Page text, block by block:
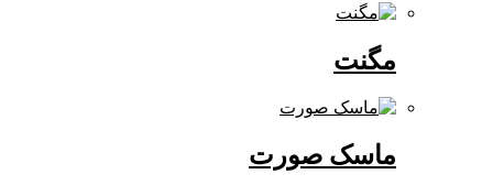
ماسک صورت